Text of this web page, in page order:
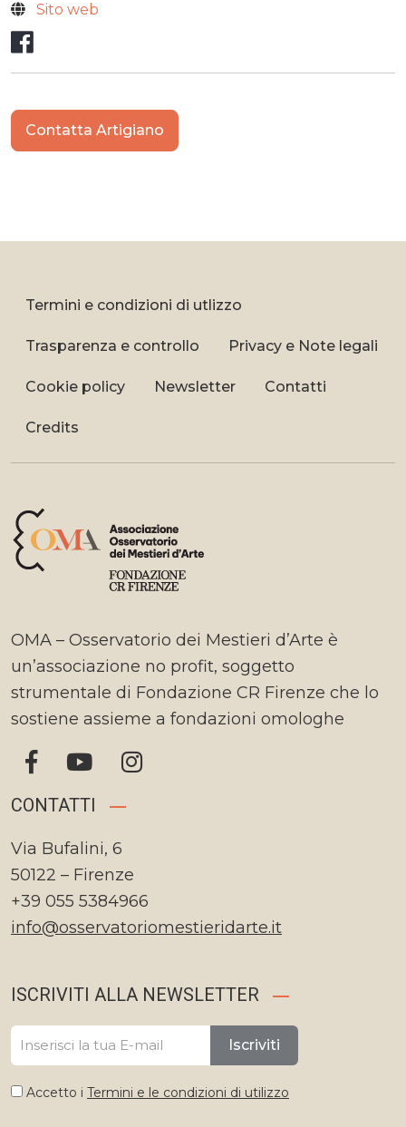
Sito web
Facebook
Contatta Artigiano
Termini e condizioni di utlizzo
Trasparenza e controllo Privacy e Note legali
Cookie policy Newsletter Contatti
Credits
OMA – Osservatorio dei Mestieri d’Arte è
un’associazione no profit, soggetto
strumentale di Fondazione CR Firenze che lo
sostiene assieme a fondazioni omologhe
CONTATTI
Via Bufalini, 6
50122 – Firenze
+39 055 5384966
info@osservatoriomestieridarte.it
ISCRIVITI ALLA NEWSLETTER
Iscriviti
Accetto i Termini e le condizioni di utilizzo